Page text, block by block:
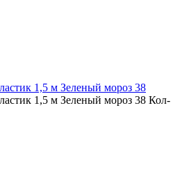
1,5 м Зеленый мороз 38
1,5 м Зеленый мороз 38 Кол-